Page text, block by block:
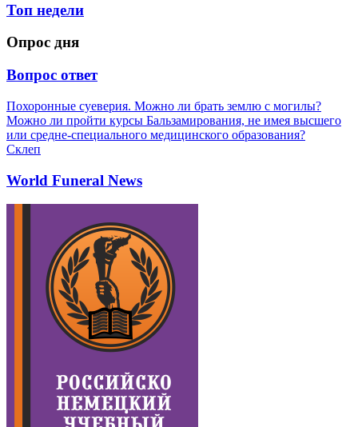
Топ недели
Опрос дня
Вопрос ответ
Похоронные суеверия. Можно ли брать землю с могилы?
Можно ли пройти курсы Бальзамирования, не имея высшего
или средне-специального медицинского образования?
Склеп
World Funeral News